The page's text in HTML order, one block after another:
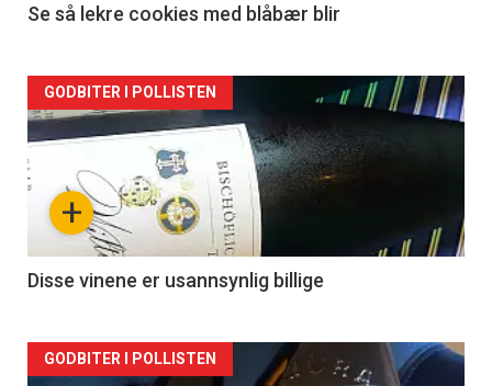
Se så lekre cookies med blåbær blir
Forsiden
akkurat
nå
2
+
GODBITER I POLLISTEN
Disse vinene er usannsynlig billige
Forsiden
GODBITER I POLLISTEN